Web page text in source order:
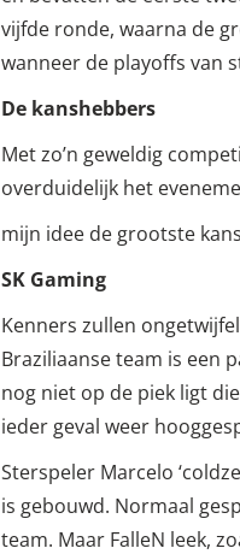
vijfde ronde, waarna de
wanneer de playoffs van
De kanshebbers
Met zo’n geweldig
overduidelijk het
mijn idee de grootste
SK Gaming
Kenners zullen
Braziliaanse team is een
nog niet op de piek ligt
ieder geval weer
Sterspeler Marcelo
is gebouwd. Normaal
team. Maar FalleN leek,